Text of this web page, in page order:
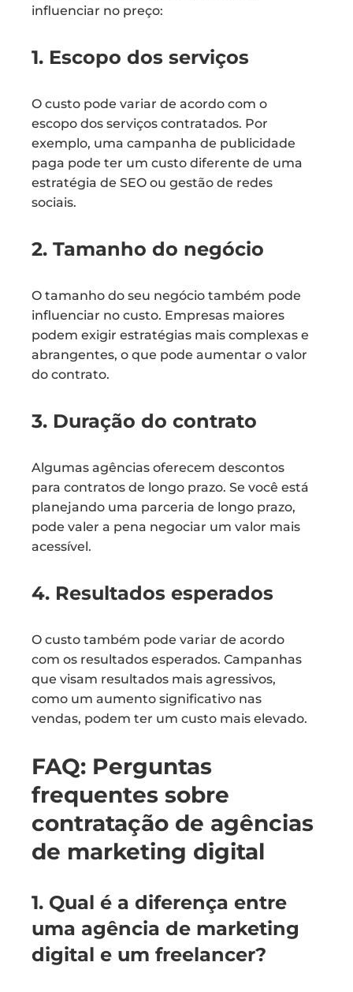
influenciar no preço:
1. Escopo dos serviços
O custo pode variar de acordo com o
escopo dos serviços contratados. Por
exemplo, uma campanha de publicidade
paga pode ter um custo diferente de uma
estratégia de SEO ou gestão de redes
sociais.
2. Tamanho do negócio
O tamanho do seu negócio também pode
influenciar no custo. Empresas maiores
podem exigir estratégias mais complexas e
abrangentes, o que pode aumentar o valor
do contrato.
3. Duração do contrato
Algumas agências oferecem descontos
para contratos de longo prazo. Se você está
planejando uma parceria de longo prazo,
pode valer a pena negociar um valor mais
acessível.
4. Resultados esperados
O custo também pode variar de acordo
com os resultados esperados. Campanhas
que visam resultados mais agressivos,
como um aumento significativo nas
vendas, podem ter um custo mais elevado.
FAQ: Perguntas
frequentes sobre
contratação de agências
de marketing digital
1. Qual é a diferença entre
uma agência de marketing
digital e um freelancer?